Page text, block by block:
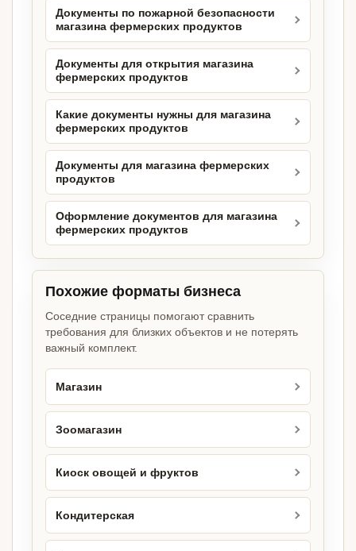
Документы по пожарной безопасности
магазина фермерских продуктов
Документы для открытия магазина
фермерских продуктов
Какие документы нужны для магазина
фермерских продуктов
Документы для магазина фермерских
продуктов
Оформление документов для магазина
фермерских продуктов
Похожие форматы бизнеса
Соседние страницы помогают сравнить
требования для близких объектов и не потерять
важный комплект.
Магазин
Зоомагазин
Киоск овощей и фруктов
Кондитерская